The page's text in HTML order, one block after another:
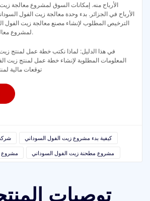
الأرباح منه. إمكانات السوق لمشروع معالجة
الأرباح في الجزائر. بدء وحدة معالجة زيت الفول
الترخيص المطلوب لإنشاء مصنع معالجة زيت الفول
لمشروع معالجة زيت الفول السوداني.
في هذا الدليل: لماذا نكتب خطة عمل لمنتج
المعلومات المطلوبة لإنشاء خطة عمل لمنتج زيت
توقعات مالية
كيفية بدء مشروع زيت الفول السوداني
مشروع
مشروع مطحنة زيت الفول السوداني
توصيات